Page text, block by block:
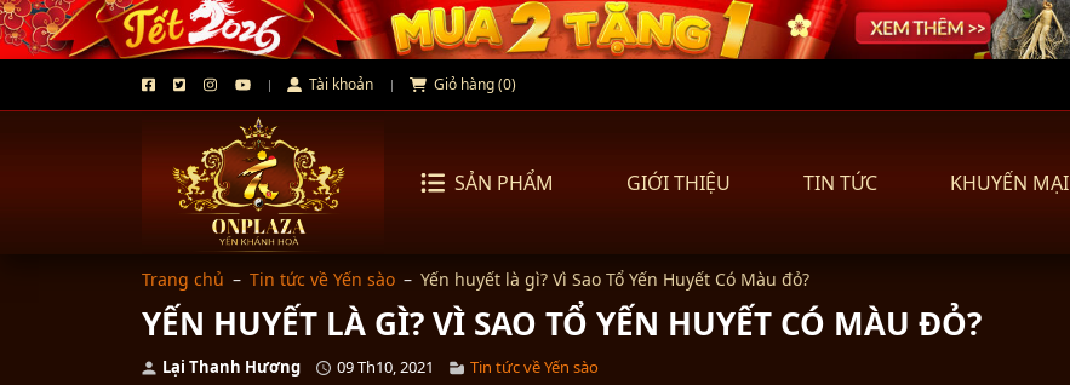
Tài khoản Giỏ hàng (0)
SẢN PHẨM GIỚI THIỆU TIN TỨC KHUYẾN MẠI
Trang chủ – Tin tức về Yến sào – Yến huyết là gì? Vì Sao Tổ Yến Huyết Có Màu đỏ?
YẾN HUYẾT LÀ GÌ? VÌ SAO TỔ YẾN HUYẾT CÓ MÀU ĐỎ?
Lại Thanh Hương 09 Th10, 2021 Tin tức về Yến sào